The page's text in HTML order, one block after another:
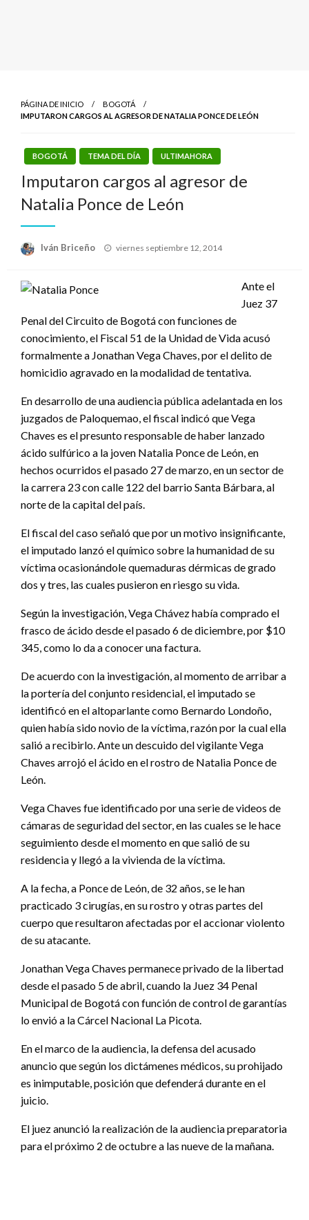
PÁGINA DE INICIO
BOGOTÁ
IMPUTARON CARGOS AL AGRESOR DE NATALIA PONCE DE LEÓN
BOGOTÁ TEMA DEL DÍA ULTIMAHORA
Imputaron cargos al agresor de
Natalia Ponce de León
Iván Briceño
Publicado
viernes septiembre 12, 2014
Ante el
Juez 37
Penal del Circuito de Bogotá con funciones de
conocimiento, el Fiscal 51 de la Unidad de Vida acusó
formalmente a Jonathan Vega Chaves, por el delito de
homicidio agravado en la modalidad de tentativa.
En desarrollo de una audiencia pública adelantada en los
juzgados de Paloquemao, el fiscal indicó que Vega
Chaves es el presunto responsable de haber lanzado
ácido sulfúrico a la joven Natalia Ponce de León, en
hechos ocurridos el pasado 27 de marzo, en un sector de
la carrera 23 con calle 122 del barrio Santa Bárbara, al
norte de la capital del país.
El fiscal del caso señaló que por un motivo insignificante,
el imputado lanzó el químico sobre la humanidad de su
víctima ocasionándole quemaduras dérmicas de grado
dos y tres, las cuales pusieron en riesgo su vida.
Según la investigación, Vega Chávez había comprado el
frasco de ácido desde el pasado 6 de diciembre, por $10
345, como lo da a conocer una factura.
De acuerdo con la investigación, al momento de arribar a
la portería del conjunto residencial, el imputado se
identificó en el altoparlante como Bernardo Londoño,
quien había sido novio de la víctima, razón por la cual ella
salió a recibirlo. Ante un descuido del vigilante Vega
Chaves arrojó el ácido en el rostro de Natalia Ponce de
León.
Vega Chaves fue identificado por una serie de videos de
cámaras de seguridad del sector, en las cuales se le hace
seguimiento desde el momento en que salió de su
residencia y llegó a la vivienda de la víctima.
A la fecha, a Ponce de León, de 32 años, se le han
practicado 3 cirugías, en su rostro y otras partes del
cuerpo que resultaron afectadas por el accionar violento
de su atacante.
Jonathan Vega Chaves permanece privado de la libertad
desde el pasado 5 de abril, cuando la Juez 34 Penal
Municipal de Bogotá con función de control de garantías
lo envió a la Cárcel Nacional La Picota.
En el marco de la audiencia, la defensa del acusado
anuncio que según los dictámenes médicos, su prohijado
es inimputable, posición que defenderá durante en el
juicio.
El juez anunció la realización de la audiencia preparatoria
para el próximo 2 de octubre a las nueve de la mañana.